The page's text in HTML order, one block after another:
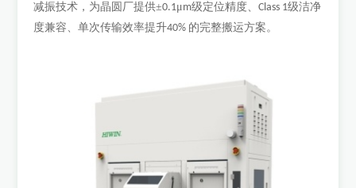
减振技术，为晶圆厂提供±0.1μm级定位精度、Class 1级洁净
度兼容、单次传输效率提升40% 的完整搬运方案。